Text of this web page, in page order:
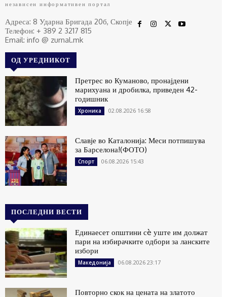
независен информативен портал
Адреса: 8 Ударна Бригада 20б, Скопје
Телефон: + 389 2 3217 815
Email: info @ zurnal.mk
ОД УРЕДНИКОТ
Претрес во Куманово, пронајдени
марихуана и дробилка, приведен 42-
годишник
Хроника 02.08.2026 16:58
Славје во Каталонија: Меси потпишува
за Барселона!(ФОТО)
Спорт 06.08.2026 15:43
ПОСЛЕДНИ ВЕСТИ
Единаесет општини сè уште им должат
пари на избирачките одбори за ланските
избори
Македонија 06.08.2026 23:17
Повторно скок на цената на златото